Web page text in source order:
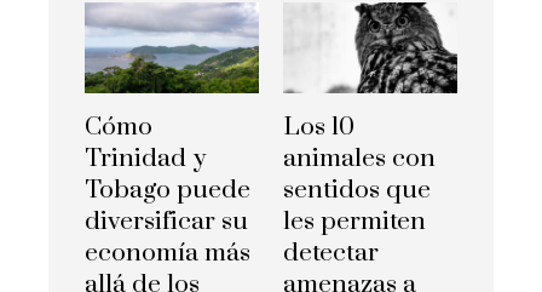
Cómo
Trinidad y
Tobago puede
diversificar su
economía más
allá de los
Los 10
animales con
sentidos que
les permiten
detectar
amenazas a